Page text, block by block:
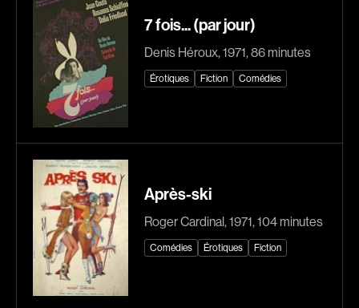
Explorer par
Genres
Animation
Comédies
Documentaires
Drames
Érotiques
Étudiants
Famille
Fantastiques
Fiction
7 fois... (par jour)
Denis Héroux, 1971, 86 minutes
Érotiques Fiction Comédies
Après-ski
Roger Cardinal, 1971, 104 minutes
Comédies Érotiques Fiction